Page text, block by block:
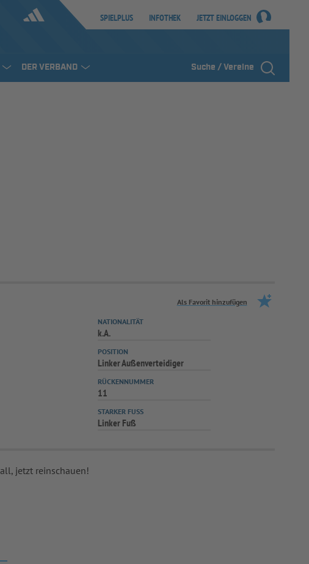
SPIELPLUS INFOTHEK JETZT EINLOGGEN
DER VERBAND Suche / Vereine
Als Favorit hinzufügen
NATIONALITÄT
k.A.
POSITION
Linker Außenverteidiger
RÜCKENNUMMER
11
STARKER FUSS
Linker Fuß
jetzt reinschauen!